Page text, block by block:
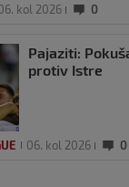
kol 2026 0
Pajaziti:
protiv Istre
06. kol 2026 0